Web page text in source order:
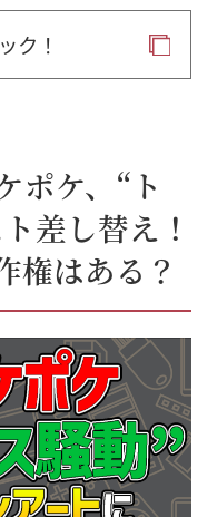
ク！
ポケ、“ト
差し替え！
権はある？